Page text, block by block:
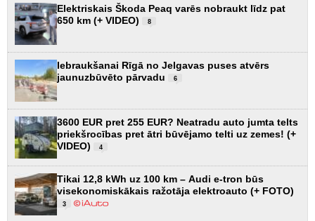
Elektriskais Škoda Peaq varēs nobraukt līdz pat
650 km (+ VIDEO)
8
Iebraukšanai Rīgā no Jelgavas puses atvērs
jaunuzbūvēto pārvadu
6
3600 EUR pret 255 EUR? Neatradu auto jumta telts
priekšrocības pret ātri būvējamo telti uz zemes! (+
VIDEO)
4
Tikai 12,8 kWh uz 100 km – Audi e-tron būs
visekonomiskākais ražotāja elektroauto (+ FOTO)
3